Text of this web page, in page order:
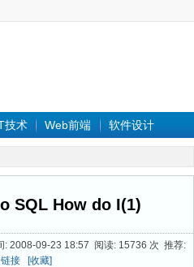
技术 Web前端 软件设计
SQL How do I(1)
: 2008-09-23 18:57 阅读: 15736 次 推荐:
接 [收藏]